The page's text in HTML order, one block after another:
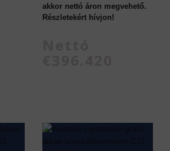
akkor nettó áron megvehető.
Részletekért hívjon!